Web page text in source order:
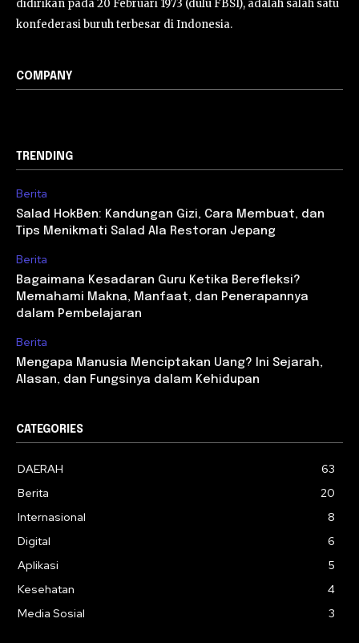
didirikan pada 20 Februari 1973 (dulu FBSI), adalah salah satu
konfederasi buruh terbesar di Indonesia.
COMPANY
TRENDING
Berita
Salad HokBen: Kandungan Gizi, Cara Membuat, dan
Tips Menikmati Salad Ala Restoran Jepang
Berita
Bagaimana Kesadaran Guru Ketika Berefleksi?
Memahami Makna, Manfaat, dan Penerapannya
dalam Pembelajaran
Berita
Mengapa Manusia Menciptakan Uang? Ini Sejarah,
Alasan, dan Fungsinya dalam Kehidupan
CATEGORIES
DAERAH
63
Berita
20
Internasional
8
Digital
6
Aplikasi
5
Kesehatan
4
Media Sosial
3